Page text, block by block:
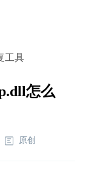
工具
怎么
原创